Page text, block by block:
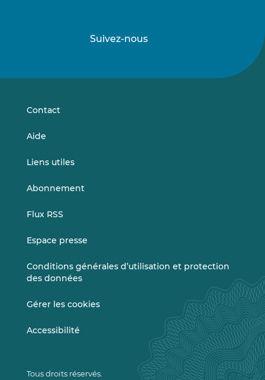
Suivez-nous
sursur
Contact
Aide
Liens utiles
Abonnement
Flux RSS
Espace presse
Conditions générales d’utilisation et protection
des données
Gérer les cookies
Accessibilité
Tous droits réservés.